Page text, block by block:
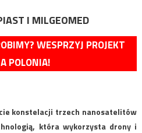
I MILGEOMED
WESPRZYJ PROJEKT
POLONIA!
konstelacji trzech nanosatelitów
która wykorzysta drony i